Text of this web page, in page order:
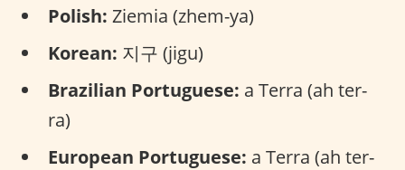
Polish: Ziemia (zhem-ya)
Korean: 지구 (jigu)
Brazilian Portuguese: a Terra (ah ter-
ra)
European Portuguese: a Terra (ah ter-